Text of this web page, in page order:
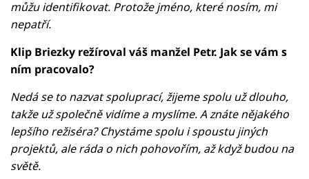
můžu identifikovat. Protože jméno, které nosím, mi
nepatří.
Klip Briezky režíroval váš manžel Petr. Jak se vám s
ním pracovalo?
Nedá se to nazvat spoluprací, žijeme spolu už dlouho,
takže už společně vidíme a myslíme. A znáte nějakého
lepšího režiséra? Chystáme spolu i spoustu jiných
projektů, ale ráda o nich pohovořím, až když budou na
světě.